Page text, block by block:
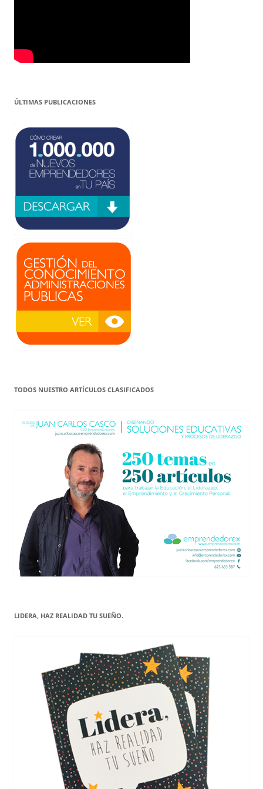
ÚLTIMAS PUBLICACIONES
TODOS NUESTRO ARTÍCULOS CLASIFICADOS
LIDERA, HAZ REALIDAD TU SUEÑO.